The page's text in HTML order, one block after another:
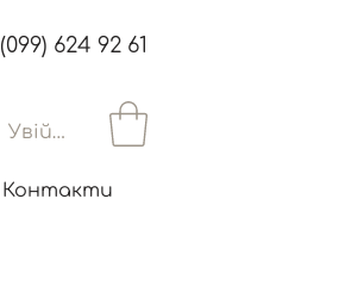
(099) 624 92 61
Увійти
Контакти